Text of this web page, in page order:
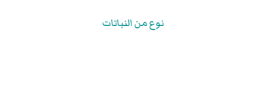
نوع من النباتات